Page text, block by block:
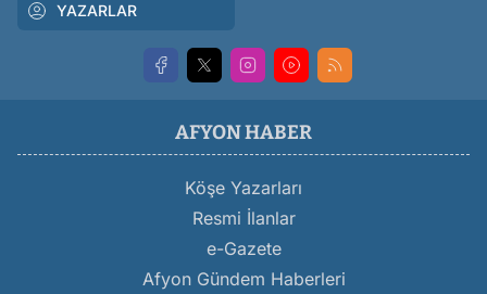
YAZARLAR
AFYON HABER
Köşe Yazarları
Resmi İlanlar
e-Gazete
Afyon Gündem Haberleri